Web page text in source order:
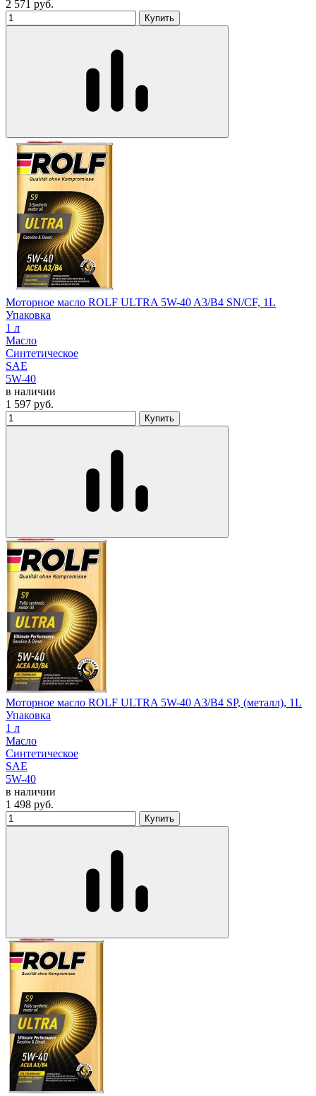
2 571 руб.
Купить
Моторное масло ROLF ULTRA 5W-40 A3/B4 SN/CF, 1L
Упаковка
1 л
Масло
Синтетическое
SAE
5W-40
в наличии
1 597 руб.
Купить
Моторное масло ROLF ULTRA 5W-40 A3/B4 SP, (металл), 1L
Упаковка
1 л
Масло
Синтетическое
SAE
5W-40
в наличии
1 498 руб.
Купить